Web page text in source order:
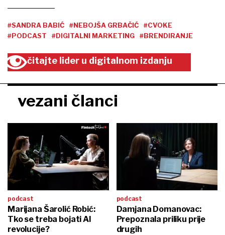
#SANDRA BABIĆ #NEBOJŠA GRBAČIĆ
#CVOKE
#PODCAST
#DIGITALNI MARKETING #BRENDIRANJE
čitajte lider u digitalnom izdanju
vezani članci
podcast
Marijana Šarolić Robić:
Tko se treba bojati AI
revolucije?
podcast
Damjana Domanovac:
Prepoznala priliku prije
drugih